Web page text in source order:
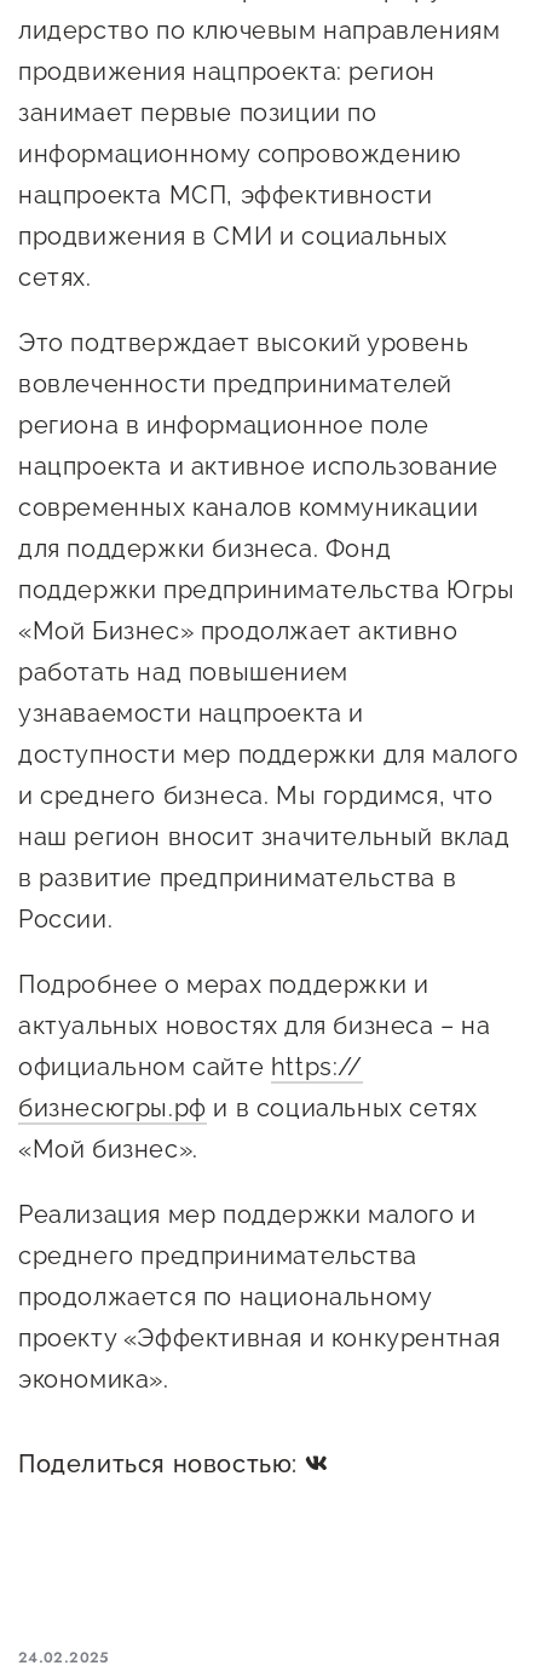
бизнеса
Инвестору
Самозанятому
Новости УФНС
Каталог грантов
Конкурсы для
предпринимателей
Сообщить о нарушении
АвтоУСН
Иностранным гражданам
О фонде
Общая информация
Органы управления и надзора
Документы
Вакансии
лидерство по ключевым направлениям
продвижения нацпроекта: регион
занимает первые позиции по
информационному сопровождению
нацпроекта МСП, эффективности
продвижения в СМИ и социальных
сетях.
Это подтверждает высокий уровень
вовлеченности предпринимателей
региона в информационное поле
нацпроекта и активное использование
современных каналов коммуникации
для поддержки бизнеса. Фонд
поддержки предпринимательства Югры
«Мой Бизнес» продолжает активно
работать над повышением
узнаваемости нацпроекта и
доступности мер поддержки для малого
и среднего бизнеса. Мы гордимся, что
наш регион вносит значительный вклад
в развитие предпринимательства в
России.
Подробнее о мерах поддержки и
актуальных новостях для бизнеса – на
официальном сайте https://
бизнесюгры.рф и в социальных сетях
«Мой бизнес».
Реализация мер поддержки малого и
среднего предпринимательства
продолжается по национальному
проекту «Эффективная и конкурентная
экономика».
Поделиться новостью:
24.02.2025